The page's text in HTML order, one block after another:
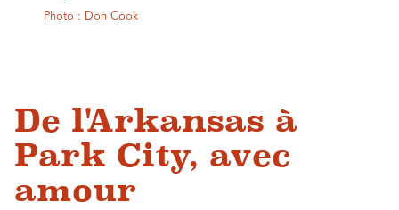
Photo : Don Cook
De l'Arkansas à
Park City, avec
amour